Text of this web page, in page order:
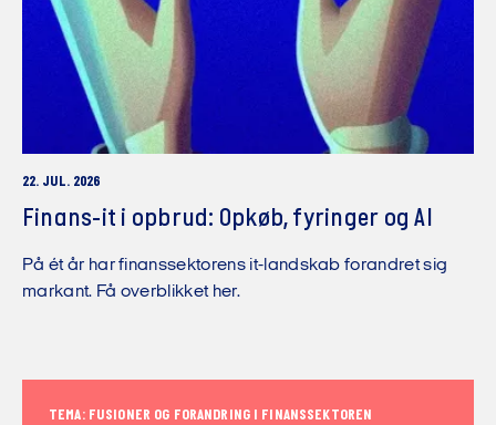
22. JUL. 2026
Finans-it i opbrud: Opkøb, fyringer og AI
På ét år har finanssektorens it-landskab forandret sig
markant. Få overblikket her.
TEMA: FUSIONER OG FORANDRING I FINANSSEKTOREN